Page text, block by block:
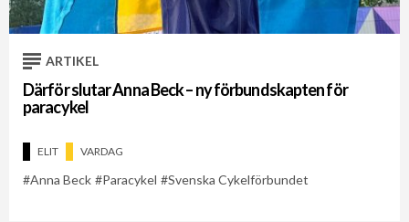
ARTIKEL
Därför slutar Anna Beck – ny förbundskapten för
paracykel
ELIT VARDAG
Anna Beck Paracykel Svenska Cykelförbundet